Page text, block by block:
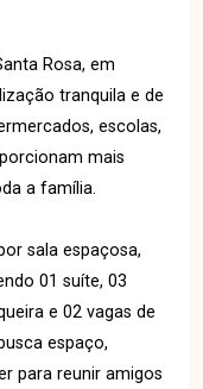
Rosa, em
tranquila e de
escolas,
mais
a família.
sala espaçosa,
01 suíte, 03
e 02 vagas de
espaço,
para reunir amigos